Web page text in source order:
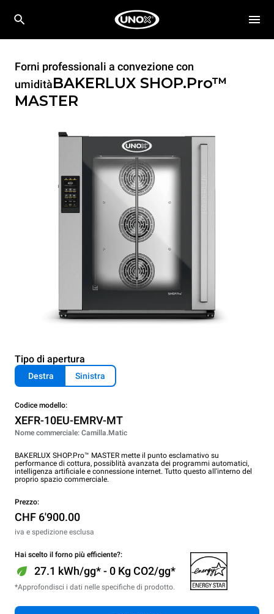
Forni professionali a convezione con
umiditàBAKERLUX SHOP.Pro™
MASTER
Tipo di apertura
Destra Sinistra
Codice modello:
XEFR-10EU-EMRV-MT
Nome commerciale: Camilla.Matic
BAKERLUX SHOP.Pro™ MASTER mette il punto esclamativo su
performance di cottura, possiblità avanzata dei programmi automatici,
intelligenza artificiale e connessione internet. Tutto questo all'interno del
proprio spazio commerciale.
Prezzo:
CHF 6'900.00
iva e spedizione esclusa
Hai scelto il forno più efficiente?:
27.1 kWh/gg* - 0 Kg CO2/gg*
*Approfondisci i dati nelle specifiche di prodotto.